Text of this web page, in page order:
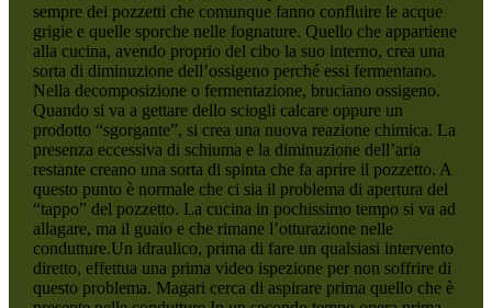
sempre dei pozzetti che comunque fanno confluire le acque
grigie e quelle sporche nelle fognature. Quello che appartiene
alla cucina, avendo proprio del cibo la suo interno, crea una
sorta di diminuzione dell’ossigeno perché essi fermentano.
Nella decomposizione o fermentazione, bruciano ossigeno.
Quando si va a gettare dello sciogli calcare oppure un
prodotto “sgorgante”, si crea una nuova reazione chimica. La
presenza eccessiva di schiuma e la diminuzione dell’aria
restante creano una sorta di spinta che fa aprire il pozzetto. A
questo punto è normale che ci sia il problema di apertura del
“tappo” del pozzetto. La cucina in pochissimo tempo si va ad
allagare, ma il guaio e che rimane l’otturazione nelle
condutture.Un idraulico, prima di fare un qualsiasi intervento
diretto, effettua una prima video ispezione per non soffrire di
questo problema. Magari cerca di aspirare prima quello che è